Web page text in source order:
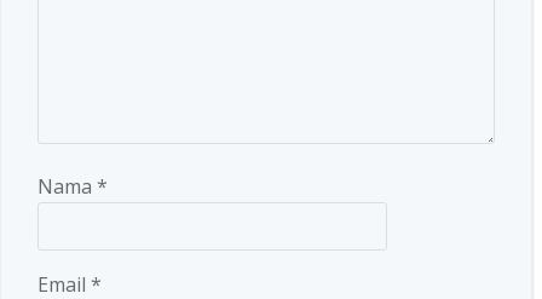
Nama *
Email *